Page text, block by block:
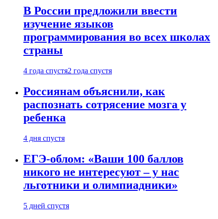
В России предложили ввести
изучение языков
программирования во всех школах
страны
4 года спустя2 года спустя
Россиянам объяснили, как
распознать сотрясение мозга у
ребенка
4 дня спустя
ЕГЭ-облом: «Ваши 100 баллов
никого не интересуют – у нас
льготники и олимпиадники»
5 дней спустя